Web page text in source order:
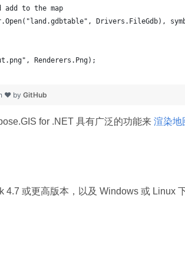
add to the map
Drivers.FileGdb),
Renderers.Png);
❤ by GitHub
for .NET 具有广泛的功能来 渲染地
或更高版本，以及 Windows 或 Linux